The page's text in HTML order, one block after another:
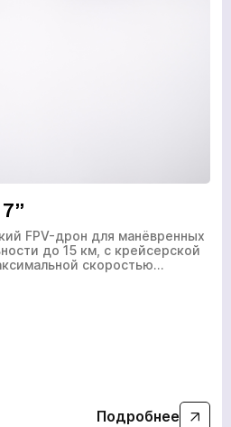
FPV-дрон для манёвренных
до 15 км, с крейсерской
скоростью…
Подробнее